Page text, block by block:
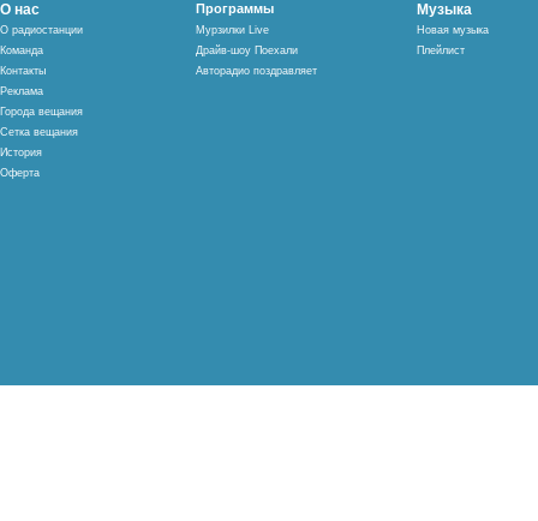
О нас
О радиостанции
Команда
Контакты
Реклама
Города вещания
Сетка вещания
История
Оферта
Программы
Мурзилки Live
Драйв-шоу Поехали
Авторадио поздравляет
Музыка
Новая музыка
Плейлист